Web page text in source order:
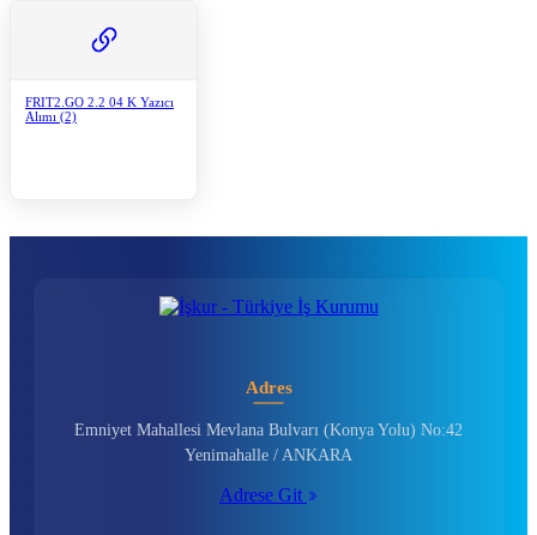
FRIT2.GO 2.2 04 K Yazıcı
Alımı (2)
Adres
Emniyet Mahallesi Mevlana Bulvarı (Konya Yolu) No:42
Yenimahalle / ANKARA
Adrese Git